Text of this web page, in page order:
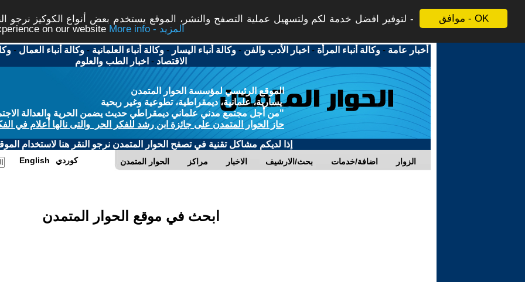
موافق - OK
لتوفير افضل خدمة لكم ولتسهيل عملية التصفح والنشر، الموقع يستخدم بعض أنواع الكوكيز نرجو
on our website
More info - المزيد
أخبار عامة -وكالة أنباء المرأة - اخبار الأدب والفن -وكالة أنباء اليسار -وكالة أنباء العلمانية -وكالة أنباء العمال -
الاقتصاد - اخبار الطب والعلوم
الموقع الرئيسي لمؤسسة الحوار المتمدن
يسارية، علمانية، ديمقراطية، تطوعية وغير ربحية
"من أجل مجتمع مدني علماني ديمقراطي حديث يضمن الحرية والعدالة
حاز الحوار المتمدن على جائزة ابن رشد للفكر الحر والتى نالها أعلام في
إذا لديكم مشاكل تقنية في تصفح الحوار المتمدن نرجو النقر هنا لاستخدام
الحوار المتمدن مراكز الاخبار بحث/الارشيف اضافة/خدمات الزوار English كوردي
ابحث في موقع الحوار المتمدن